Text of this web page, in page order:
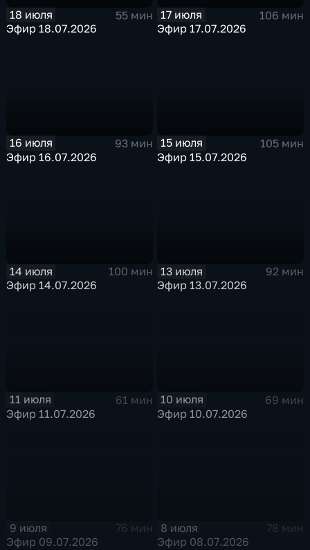
18 июля
55 мин
Эфир 18.07.2026
17 июля
106 мин
Эфир 17.07.2026
16 июля
93 мин
Эфир 16.07.2026
15 июля
105 мин
Эфир 15.07.2026
14 июля
100 мин
Эфир 14.07.2026
13 июля
92 мин
Эфир 13.07.2026
11 июля
61 мин
Эфир 11.07.2026
10 июля
69 мин
Эфир 10.07.2026
9 июля
76 мин
Эфир 09.07.2026
8 июля
78 мин
Эфир 08.07.2026